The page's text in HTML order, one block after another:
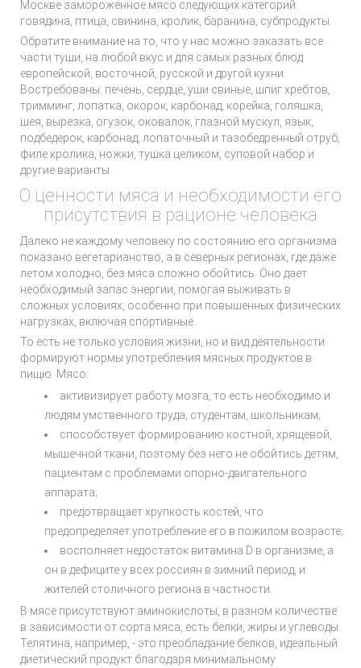
Москве замороженное мясо следующих категорий:
говядина, птица, свинина, кролик, баранина, субпродукты.
Обратите внимание на то, что у нас можно заказать все
части туши, на любой вкус и для самых разных блюд
европейской, восточной, русской и другой кухни.
Востребованы: печень, сердце, уши свиные, шпиг хребтов,
тримминг, лопатка, окорок, карбонад, корейка, голяшка,
шея, вырезка, огузок, оковалок, глазной мускул, язык,
подбедерок, карбонад, лопаточный и тазобедренный отруб,
филе кролика, ножки, тушка целиком, суповой набор и
другие варианты.
О ценности мяса и необходимости его
присутствия в рационе человека
Далеко не каждому человеку по состоянию его организма
показано вегетарианство, а в северных регионах, где даже
летом холодно, без мяса сложно обойтись. Оно дает
необходимый запас энергии, помогая выживать в
сложных условиях, особенно при повышенных физических
нагрузках, включая спортивные.
То есть не только условия жизни, но и вид деятельности
формируют нормы употребления мясных продуктов в
пищю. Мясо:
активизирует работу мозга, то есть необходимо и
людям умственного труда, студентам, школьникам;
способствует формированию костной, хрящевой,
мышечной ткани, поэтому без него не обойтись детям,
пациентам с проблемами опорно-двигательного
аппарата;
предотвращает хрупкость костей, что
предопределяет употребление его в пожилом возрасте;
восполняет недостаток витамина D в организме, а
он в дефиците у всех россиян в зимний период, и
жителей столичного региона в частности.
В мясе присутствуют аминокислоты, в разном количестве
в зависимости от сорта мяса, есть белки, жиры и углеводы.
Телятина, например, - это преобладание белков, идеальный
диетический продукт благодаря минимальному